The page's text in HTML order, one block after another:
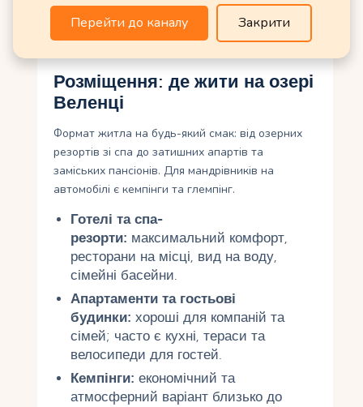
любителям движухи сподобаються липень та
серпень.
Розміщення: де жити на озері
Веленці
Формат житла на будь-який смак: від озерних
резортів зі спа до затишних апартів та
заміських пансіонів. Для мандрівників на
автомобілі є кемпінги та глемпінг.
Готелі та спа-
резорти: максимальний комфорт,
ресторани на місці, вид на воду,
сімейні басейни.
Апартаменти та гостьові
будинки: хороші для компаній та
сімей; часто є кухні, тераси та
велосипеди для гостей.
Кемпінги: економічний та
атмосферний варіант близько до
Перейти до каналу Закрити